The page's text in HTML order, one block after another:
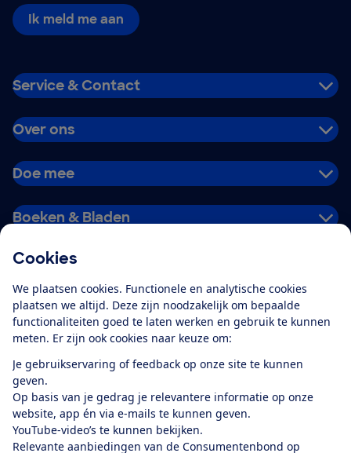
Cookies
We plaatsen cookies. Functionele en analytische cookies
plaatsen we altijd. Deze zijn noodzakelijk om bepaalde
functionaliteiten goed te laten werken en gebruik te kunnen
meten. Er zijn ook cookies naar keuze om:
Je gebruikservaring of feedback op onze site te kunnen
geven.
Op basis van je gedrag je relevantere informatie op onze
website, app én via e-mails te kunnen geven.
YouTube-video’s te kunnen bekijken.
Relevante aanbiedingen van de Consumentenbond op
Ik meld me aan
Service & Contact
Over ons
Doe mee
Boeken & Bladen
Alles over de
app
Algemene Voorwaarden
Privacyverklaring
Cookiebeleid
Privacyvoorkeuren